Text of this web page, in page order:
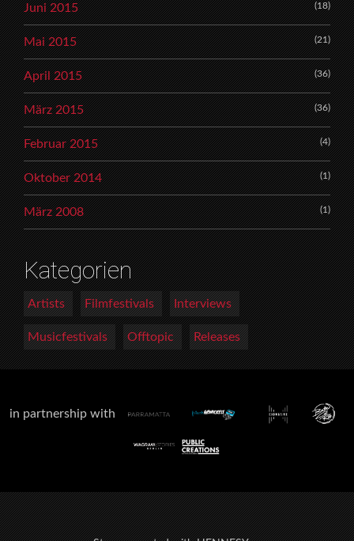
Juni 2015 (18)
Mai 2015 (21)
April 2015 (36)
März 2015 (36)
Februar 2015 (4)
Oktober 2014 (1)
März 2008 (1)
Kategorien
Artists Filmfestivals Interviews
Musicfestivals Offtopic Releases
in partnership with